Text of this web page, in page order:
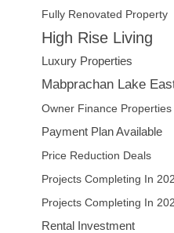
Fully Renovated Property
High Rise Living
Luxury Properties
Mabprachan Lake
Owner Finance Properties
Payment Plan Available
Price Reduction Deals
Projects Completing In
Projects Completing In
Rental Investment